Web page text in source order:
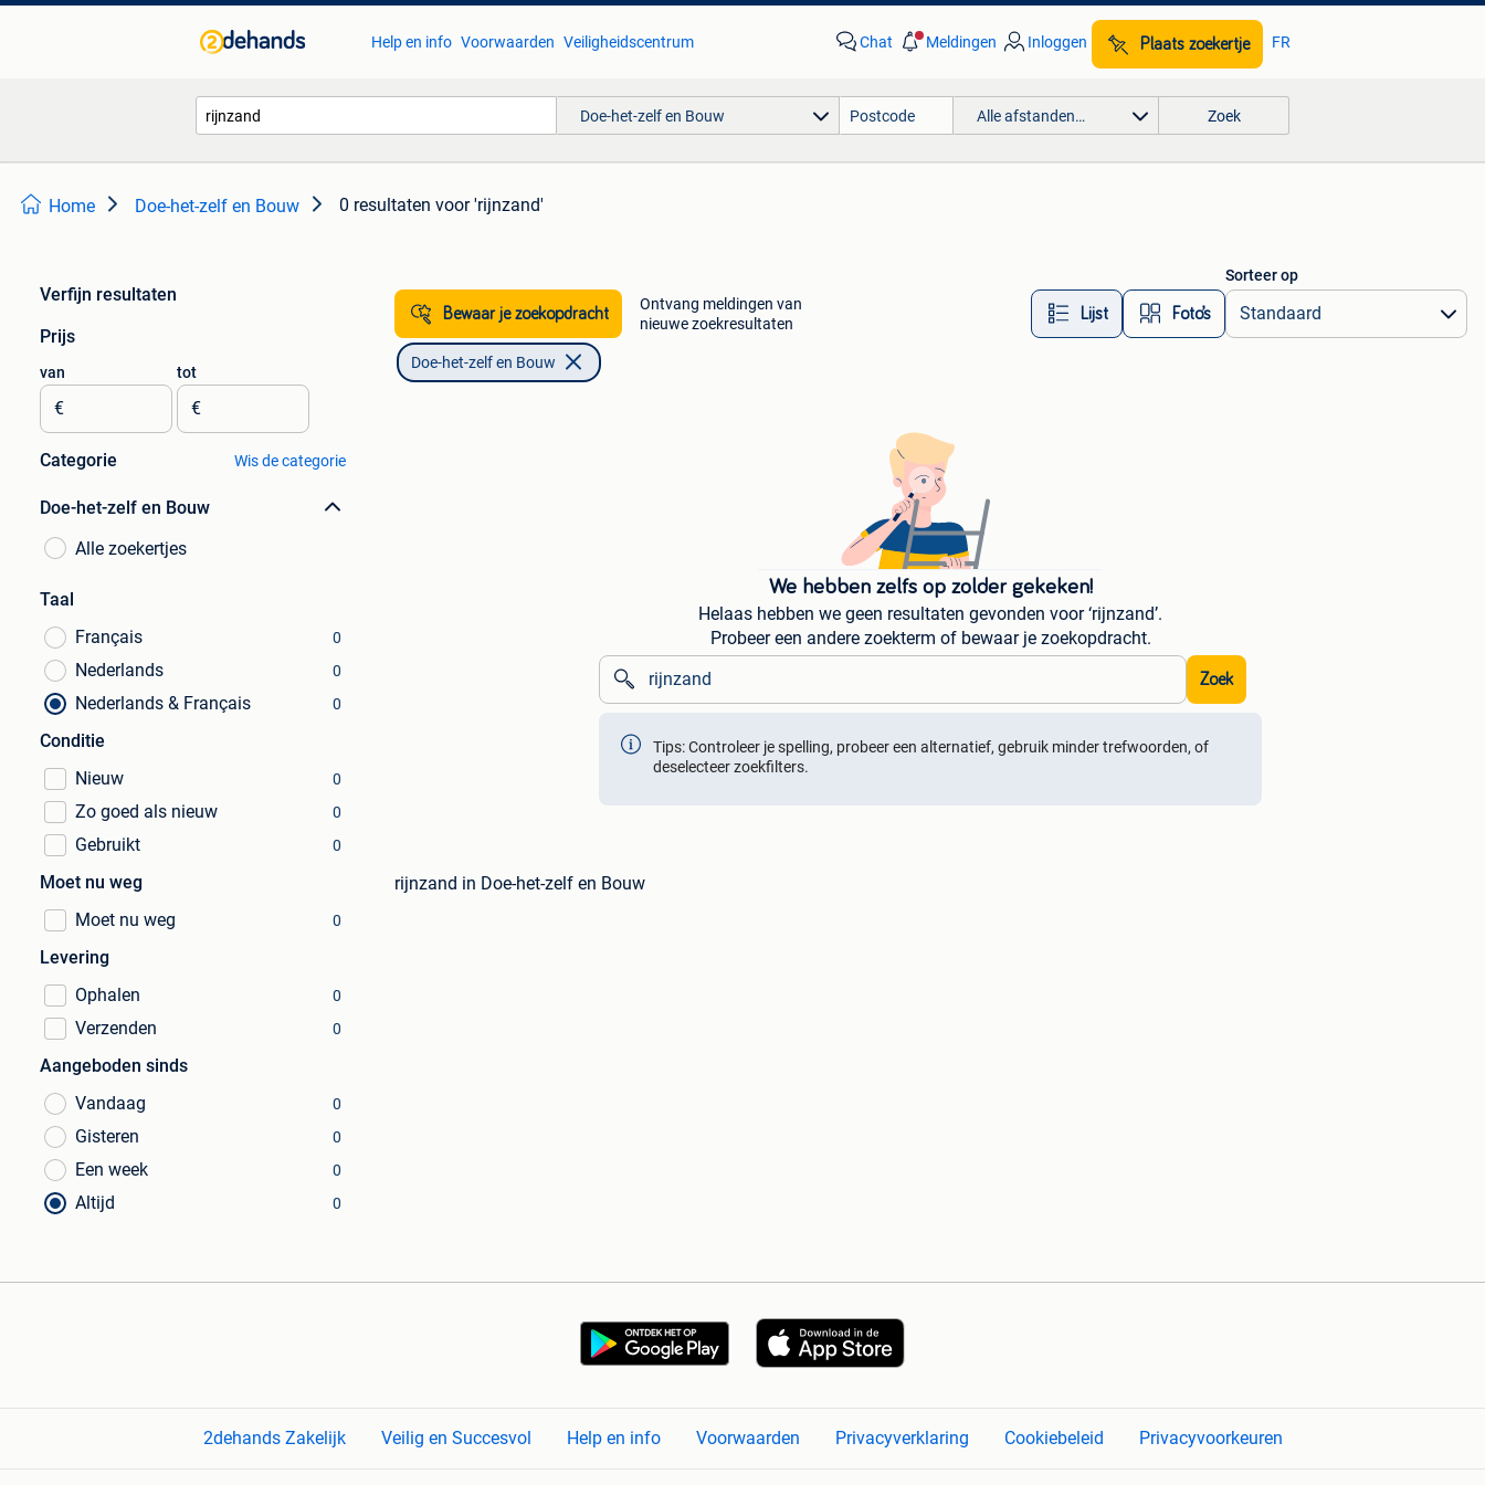
Help en info Voorwaarden Veiligheidscentrum Chat Meldingen Inloggen Plaats zoekertje FR
Doe-het-zelf en Bouw Alle afstanden… Zoek
Home Doe-het-zelf en Bouw 0 resultaten voor 'rijnzand'
Verfijn resultaten
Prijs
van
€
tot
€
Categorie Wis de categorie
Doe-het-zelf en Bouw
Alle zoekertjes
Taal
Français
0
Nederlands 0
Nederlands & Français 0
Conditie
Nieuw
0
Zo goed als nieuw 0
Gebruikt 0
Moet nu weg
Moet nu weg
0
Levering
Ophalen
0
Verzenden 0
Aangeboden sinds
Vandaag
0
Gisteren 0
Een week 0
Altijd 0
Bewaar je zoekopdracht
Ontvang meldingen van
nieuwe zoekresultaten
Lijst Foto’s
Sorteer op
Doe-het-zelf en Bouw
We hebben zelfs op zolder gekeken!
Helaas hebben we geen resultaten gevonden voor ‘rijnzand’.
Probeer een andere zoekterm of bewaar je zoekopdracht.
Zoek
Tips: Controleer je spelling, probeer een alternatief, gebruik minder trefwoorden, of
deselecteer zoekfilters.
rijnzand in Doe-het-zelf en Bouw
2dehands Zakelijk Veilig en Succesvol Help en info Voorwaarden Privacyverklaring Cookiebeleid Privacyvoorkeuren